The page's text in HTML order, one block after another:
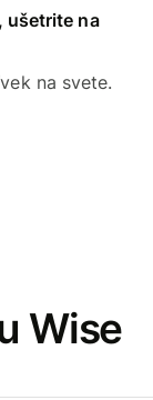
ušetrite na
na svete.
Wise